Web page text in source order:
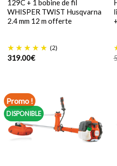
129C + 1 bobine de fil
WHISPER TWIST Husqvarna
2.4 mm 12 m offerte
(2)
319.00€
Promo !
DISPONIBLE